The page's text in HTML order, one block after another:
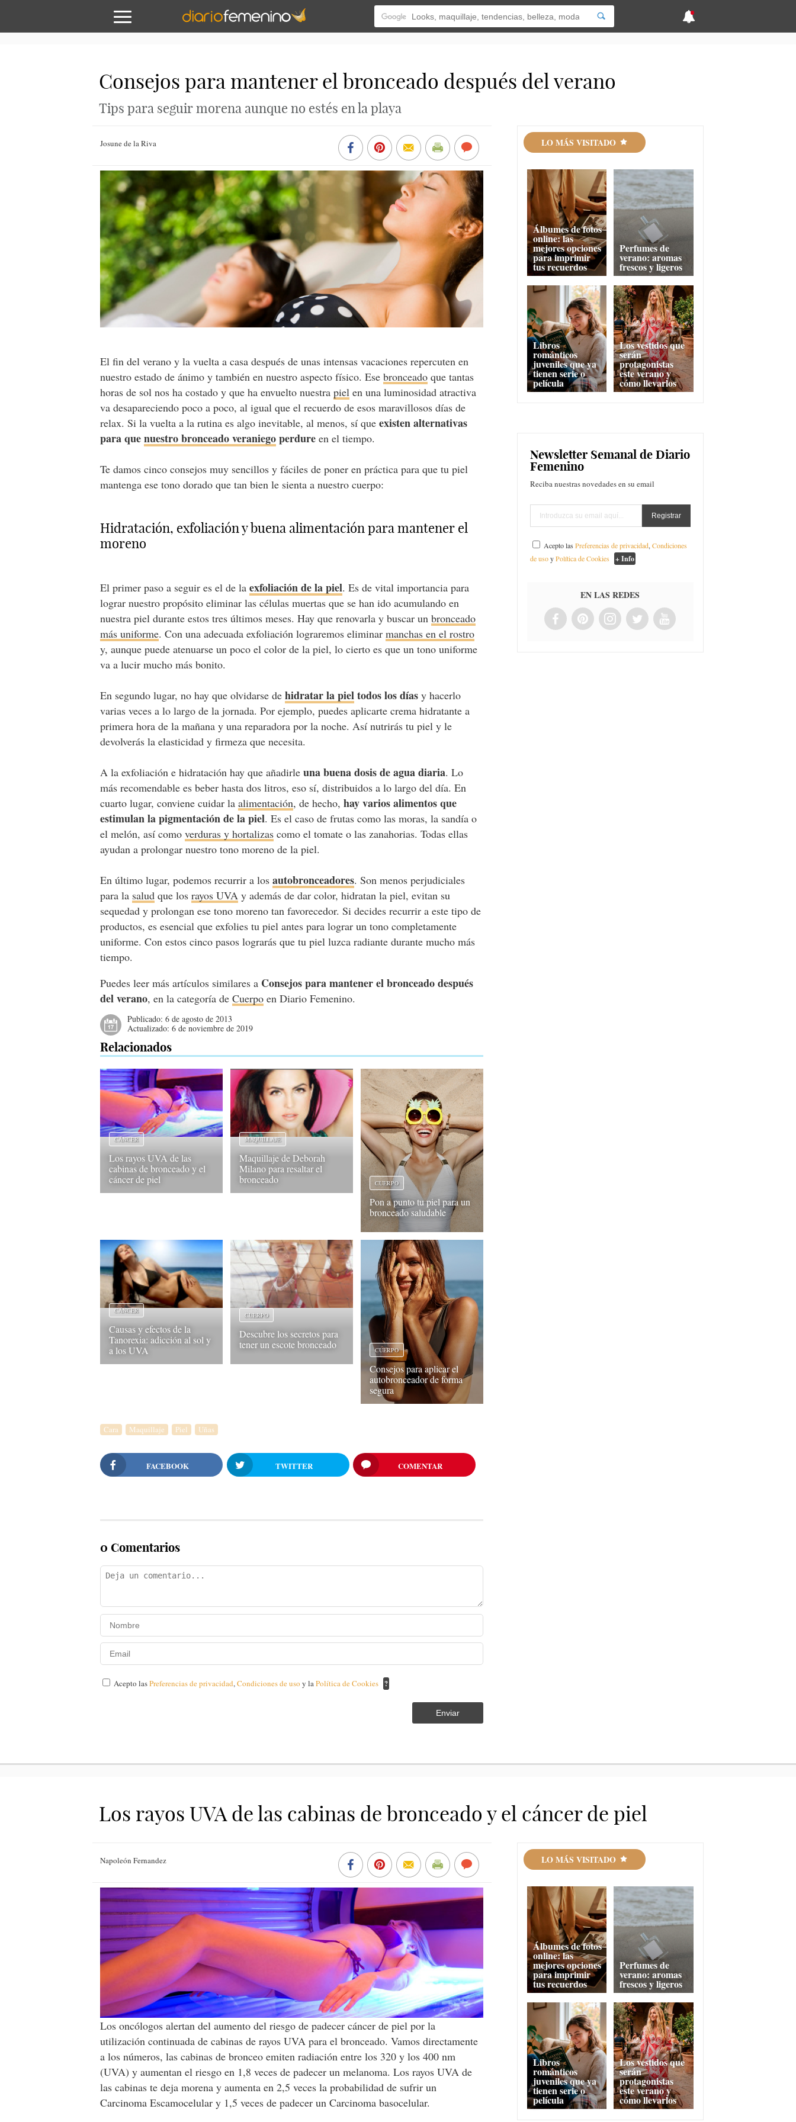
Consejos para mantener el bronceado después del verano
Tips para seguir morena aunque no estés en la playa
Josune de la Riva
El fin del verano y la vuelta a casa después de unas intensas vacaciones repercuten en
nuestro estado de ánimo y también en nuestro aspecto físico. Esebronceado que tantas
horas de sol nos ha costado y que ha envuelto nuestrapiel en una luminosidad atractiva
va desapareciendo poco a poco, al igual que el recuerdo de esos maravillosos días de
relax. Si la vuelta a la rutina es algo inevitable, al menos, sí queexisten alternativas
para quenuestro bronceado veraniegoperdure en el tiempo.
Te damos cinco consejos muy sencillos y fáciles de poner en práctica para que tu piel
mantenga ese tono dorado que tan bien le sienta a nuestro cuerpo:
Hidratación, exfoliación y buena alimentación para mantener el
moreno
El primer paso a seguir es el de laexfoliación de la piel. Es de vital importancia para
lograr nuestro propósito eliminar las células muertas que se han ido acumulando en
nuestra piel durante estos tres últimos meses. Hay que renovarla y buscar unbronceado
más uniforme. Con una adecuada exfoliación lograremos eliminarmanchas en el rostro
y, aunque puede atenuarse un poco el color de la piel, lo cierto es que un tono uniforme
va a lucir mucho más bonito.
En segundo lugar, no hay que olvidarse dehidratar la pieltodos los días y hacerlo
varias veces a lo largo de la jornada. Por ejemplo, puedes aplicarte crema hidratante a
primera hora de la mañana y una reparadora por la noche. Así nutrirás tu piel y le
devolverás la elasticidad y firmeza que necesita.
A la exfoliación e hidratación hay que añadirleuna buena dosis de agua diaria. Lo
más recomendable es beber hasta dos litros, eso sí, distribuidos a lo largo del día. En
cuarto lugar, conviene cuidar laalimentación, de hecho,hay varios alimentos que
estimulan la pigmentación de la piel. Es el caso de frutas como las moras, la sandía o
el melón, así comoverduras y hortalizas como el tomate o las zanahorias. Todas ellas
ayudan a prolongar nuestro tono moreno de la piel.
En último lugar, podemos recurrir a losautobronceadores. Son menos perjudiciales
para la salud que losrayos UVA y además de dar color, hidratan la piel, evitan su
sequedad y prolongan ese tono moreno tan favorecedor. Si decides recurrir a este tipo de
productos, es esencial que exfolies tu piel antes para lograr un tono completamente
uniforme. Con estos cinco pasos lograrás que tu piel luzca radiante durante mucho más
tiempo.
Puedes leer más artículos similares a Consejos para mantener el bronceado después
del verano, en la categoría deCuerpo en Diario Femenino.
Publicado:6 de agosto de 2013
Actualizado:6 de noviembre de 2019
Relacionados
CÁNCER
Los rayos UVA de las
cabinas de bronceado y el
cáncer de piel
MAQUILLAJE
Maquillaje de Deborah
Milano para resaltar el
bronceado
CUERPO
Pon a punto tu piel para un
bronceado saludable
CÁNCER
Causas y efectos de la
Tanorexia: adicción al sol y
a los UVA
CUERPO
Descubre los secretos para
tener un escote bronceado
CUERPO
Consejos para aplicar el
autobronceador de forma
segura
Cara Maquillaje Piel Uñas
FACEBOOK TWITTER COMENTAR
0 Comentarios
Acepto lasPreferencias de privacidad,Condiciones de usoy laPolítica de Cookies ?
Enviar
LO MÁS VISITADO
Álbumes de fotos
online: las
mejores opciones
para imprimir
tus recuerdos
Perfumes de
verano: aromas
frescos y ligeros
Libros
románticos
juveniles que ya
tienen serie o
película
Los vestidos que
serán
protagonistas
este verano y
cómo llevarlos
Newsletter Semanal de Diario
Femenino
Reciba nuestras novedades en su email
Acepto lasPreferencias de privacidad,Condiciones
de usoyPolítica de Cookies + Info
EN LAS REDES
Los rayos UVA de las cabinas de bronceado y el cáncer de piel
Napoleón Fernandez
Los oncólogos alertan del aumento del riesgo de padecer cáncer de piel por la
utilización continuada de cabinas de rayos UVA para el bronceado. Vamos directamente
a los números, las cabinas de bronceo emiten radiación entre los 320 y los 400 nm
(UVA) y aumentan el riesgo en 1,8 veces de padecer un melanoma. Los rayos UVA de
las cabinas te deja morena y aumenta en 2,5 veces la probabilidad de sufrir un
Carcinoma Escamocelular y 1,5 veces de padecer un Carcinoma basocelular.
LO MÁS VISITADO
Álbumes de fotos
online: las
mejores opciones
para imprimir
tus recuerdos
Perfumes de
verano: aromas
frescos y ligeros
Libros
románticos
juveniles que ya
tienen serie o
película
Los vestidos que
serán
protagonistas
este verano y
cómo llevarlos